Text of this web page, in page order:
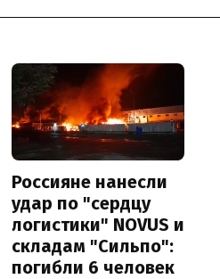
Россияне нанесли
удар по "сердцу
логистики" NOVUS и
складам "Сильпо":
погибли 6 человек